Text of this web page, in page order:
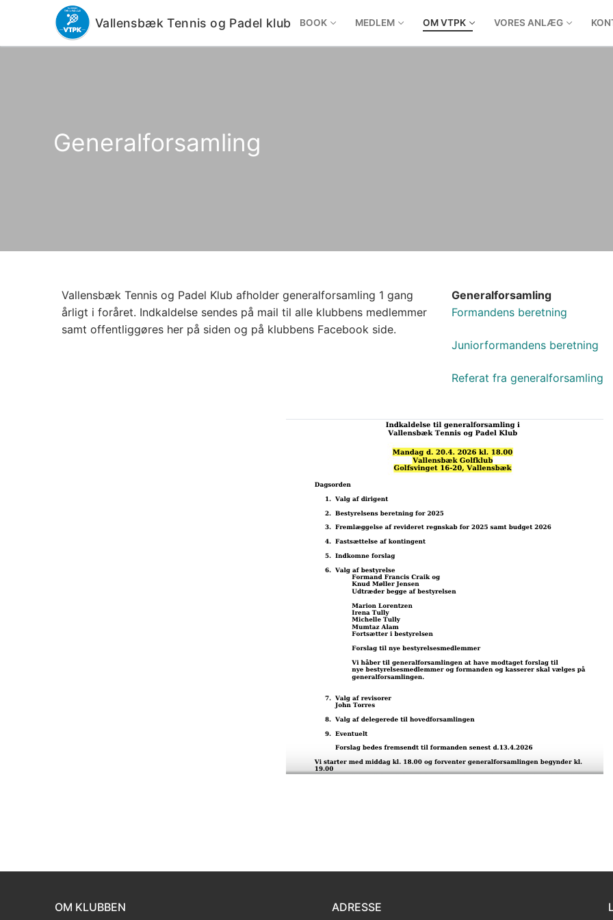
Vallensbæk Tennis og Padel klub BOOK MEDLEM OM VTPK VORES ANLÆG
Generalforsamling
Vallensbæk Tennis og Padel Klub afholder generalforsamling 1 gang
årligt i foråret. Indkaldelse sendes på mail til alle klubbens medlemmer
samt offentliggøres her på siden og på klubbens Facebook side.
Generalforsamling
Formandens beretning
Juniorformandens beretning
Referat fra generalforsamling
OM KLUBBEN ADRESSE